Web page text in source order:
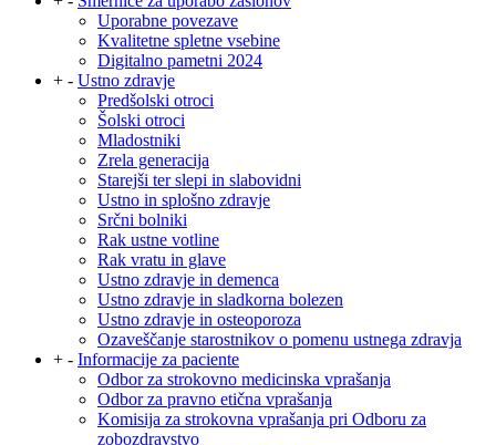
Uporabne povezave
Kvalitetne spletne vsebine
Digitalno pametni 2024
+ - Ustno zdravje
Predšolski otroci
Šolski otroci
Mladostniki
Zrela generacija
Starejši ter slepi in slabovidni
Ustno in splošno zdravje
Srčni bolniki
Rak ustne votline
Rak vratu in glave
Ustno zdravje in demenca
Ustno zdravje in sladkorna bolezen
Ustno zdravje in osteoporoza
Ozaveščanje starostnikov o pomenu ustnega zdravja
+ - Informacije za paciente
Odbor za strokovno medicinska vprašanja
Odbor za pravno etična vprašanja
Komisija za strokovna vprašanja pri Odboru za
zobozdravstvo